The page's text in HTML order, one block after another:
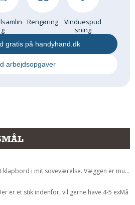
g
Rengøring
Vinduespud
sning
gratis på handyhand.dk
arbejdsopgaver
i mit soveværelse. Væggen er mu...
er et stik indenfor, vil gerne have 4-5 exMå